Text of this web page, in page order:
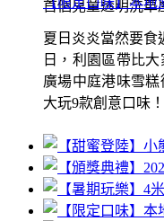
首個兒童透明洗車
夏日炎炎當然要食
日，利園區帶比
廣場中庭港味雪糕
大玩9款創意口味